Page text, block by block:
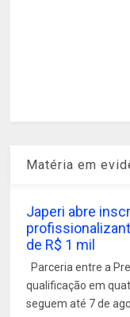
Matéria em
Japeri abre
de R$ 1 mil
Parceria entre a
qualificação em
seguem até 7 de